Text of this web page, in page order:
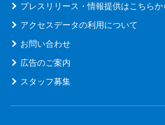
プレスリリース・情報提供はこちらか
アクセスデータの利用について
お問い合わせ
広告のご案内
スタッフ募集